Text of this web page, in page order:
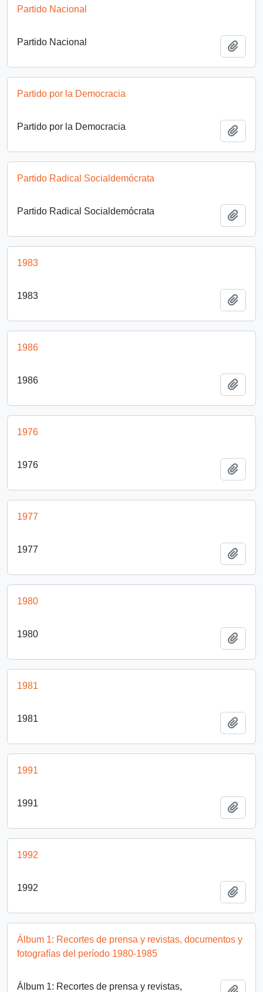
Partido Nacional
Partido Nacional
Partido por la Democracia
Partido por la Democracia
Partido Radical Socialdemócrata
Partido Radical Socialdemócrata
1983
1983
1986
1986
1976
1976
1977
1977
1980
1980
1981
1981
1991
1991
1992
1992
Álbum 1: Recortes de prensa y revistas, documentos y
fotografías del período 1980-1985
Álbum 1: Recortes de prensa y revistas,